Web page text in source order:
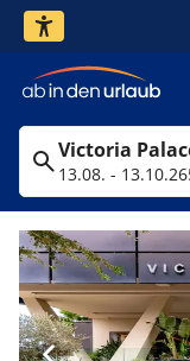
Victoria
13.08. - 13.10.26